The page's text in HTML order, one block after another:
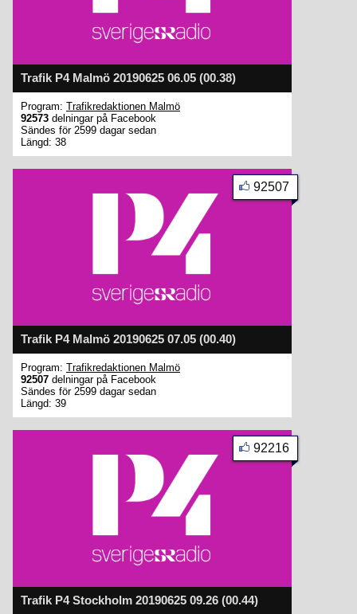
Trafik P4 Malmö 20190625 06.05 (00.38)
Program: Trafikredaktionen Malmö
92573 delningar på Facebook
Sändes för 2599 dagar sedan
Längd: 38
Trafik P4 Malmö 20190625 07.05 (00.40)
92507
Program: Trafikredaktionen Malmö
92507 delningar på Facebook
Sändes för 2599 dagar sedan
Längd: 39
Trafik P4 Stockholm 20190625 09.26 (00.44)
92216